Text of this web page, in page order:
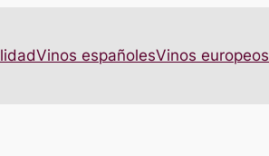
Vinos españolesVinos europeos